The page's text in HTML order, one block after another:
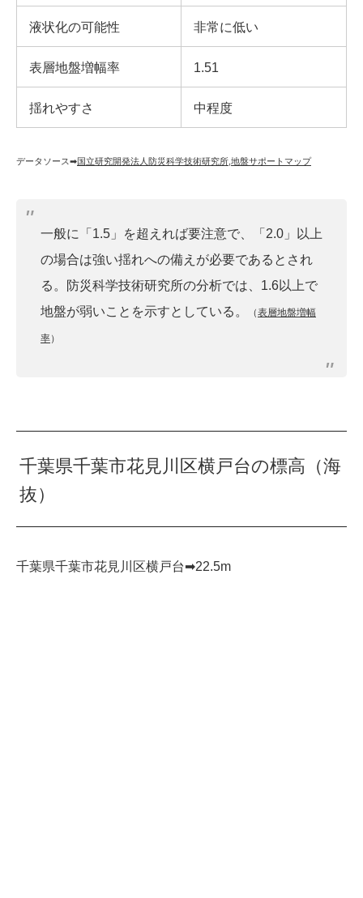
液状化の可能性 非常に低い
表層地盤増幅率 1.51
揺れやすさ 中程度
データソース➡︎国立研究開発法人防災科学技術研究所 地盤サポートマップ
一般に「1.5」を超えれば要注意で、「2.0」以上
の場合は強い揺れへの備えが必要であるとされ
る。防災科学技術研究所の分析では、1.6以上で
地盤が弱いことを示すとしている。
（表層地盤増幅
率）
千葉県千葉市花見川区横戸台の標高（海
抜）
千葉県千葉市花見川区横戸台➡︎22.5m